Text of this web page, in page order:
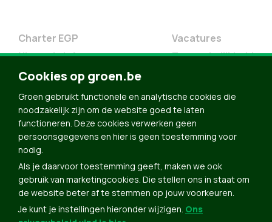
Charter EGP
Nieuwsbrief
Doe Mee
Contact
Groen in je buurt
Meldpunt
Vacatures
Toegankelijkheid
Word lid
Agenda
Bekijk kalender
Verleng je lidmaatschap
Cookies op groen.be
Groen gebruikt functionele en analytische cookies die
noodzakelijk zijn om de website goed te laten
functioneren. Deze cookies verwerken geen
persoonsgegevens en hier is geen toestemming voor
nodig.
Als je daarvoor toestemming geeft, maken we ook
gebruik van marketingcookies. Die stellen ons in staat om
de website beter af te stemmen op jouw voorkeuren.
Je kunt je instellingen hieronder wijzigen. Ons